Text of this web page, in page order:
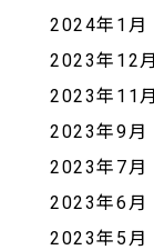
2024年1月
2023年12月
2023年11月
2023年9月
2023年7月
2023年6月
2023年5月